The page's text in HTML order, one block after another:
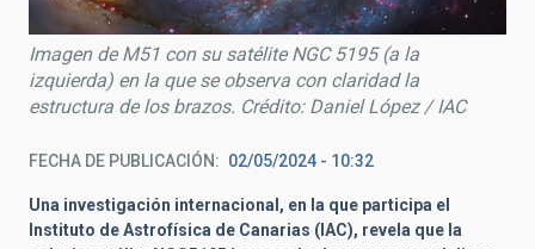
Imagen de M51 con su satélite NGC 5195 (a la
izquierda) en la que se observa con claridad la
estructura de los brazos. Crédito: Daniel López / IAC
FECHA DE PUBLICACIÓN 02/05/2024 - 10:32
Una investigación internacional, en la que participa el
Instituto de Astrofísica de Canarias (IAC), revela que la